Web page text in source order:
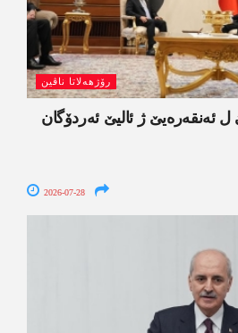
رۆژھەلاتا ناڤین
ئەنقەرەیێ ژ ئالیێ ئەردۆگان
2026-07-28